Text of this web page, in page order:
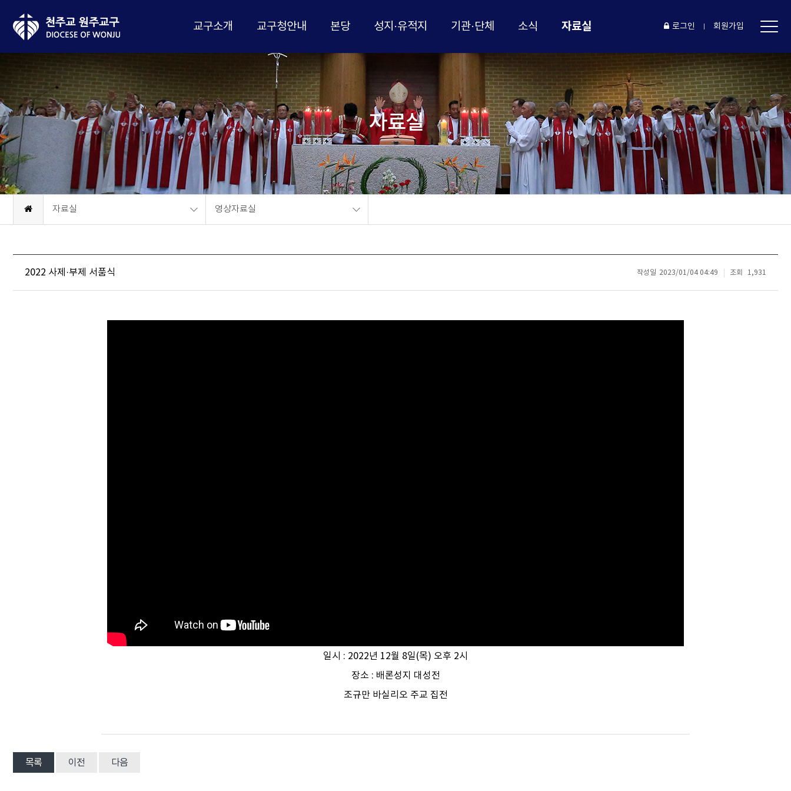
교구소개 교구청안내 본당 성지·유적지 기관·단체 소식 자료실 로그인 회원가입
자료실
자료실 영상자료실
2022 사제·부제 서품식 작성일 2023/01/04 04:49 조회 1,931
일시 : 2022년 12월 8일(목) 오후 2시
장소 : 배론성지 대성전
조규만 바실리오 주교 집전
목록 이전 다음